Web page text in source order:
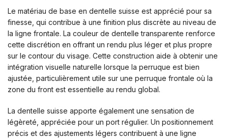
Le matériau de base en dentelle suisse est apprécié pour sa
finesse, qui contribue à une finition plus discrète au niveau de
la ligne frontale. La couleur de dentelle transparente renforce
cette discrétion en offrant un rendu plus léger et plus propre
sur le contour du visage. Cette construction aide à obtenir une
intégration visuelle naturelle lorsque la perruque est bien
ajustée, particulièrement utile sur une perruque frontale où la
zone du front est essentielle au rendu global.
La dentelle suisse apporte également une sensation de
légèreté, appréciée pour un port régulier. Un positionnement
précis et des ajustements légers contribuent à une ligne